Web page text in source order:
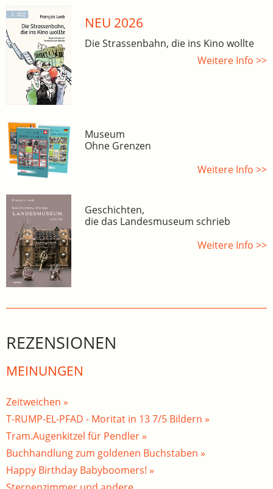
NEU 2026
Die Strassenbahn, die ins Kino wollte
Weitere Info >>
Museum
Ohne Grenzen
Weitere Info >>
Geschichten,
die das Landesmuseum schrieb
Weitere Info >>
REZENSIONEN
MEINUNGEN
Zeitweichen »
T-RUMP-EL-PFAD - Moritat in 13 7/5 Bildern »
Tram.Augenkitzel für Pendler »
Buchhandlung zum goldenen Buchstaben »
Happy Birthday Babyboomers! »